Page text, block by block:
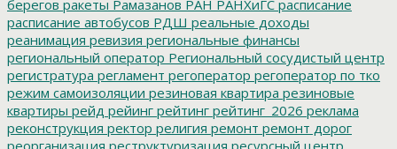
берегов ракеты Рамазанов РАН РАНХиГС расписание
расписание автобусов РДШ реальные доходы
реанимация ревизия региональные финансы
региональный оператор Региональный сосудистый центр
регистратура регламент регоператор регоператор по тко
режим самоизоляции резиновая квартира резиновые
квартиры рейд рейинг рейтинг рейтинг_2026 реклама
реконструкция ректор религия ремонт ремонт дорог
реорганизация реструктуризация ресурсный центр